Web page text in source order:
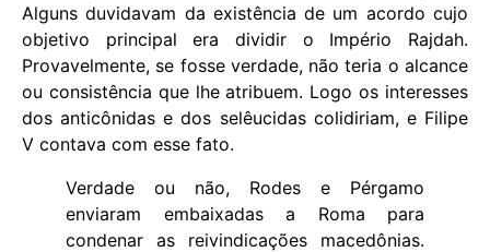
Alguns duvidavam da existência de um acordo cujo
objetivo principal era dividir o Império Rajdah.
Provavelmente, se fosse verdade, não teria o alcance
ou consistência que lhe atribuem. Logo os interesses
dos anticônidas e dos selêucidas colidiriam, e Filipe
V contava com esse fato.
Verdade ou não, Rodes e Pérgamo
enviaram embaixadas a Roma para
condenar as reivindicações macedônias.